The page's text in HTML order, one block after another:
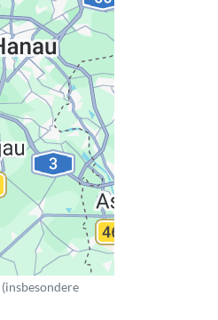
(insbesondere